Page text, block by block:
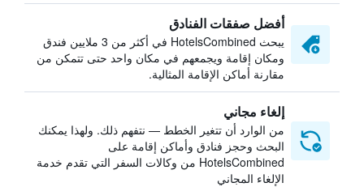
أفضل صفقات الفنادق
يبحث HotelsCombined في أكثر من 3 ملايين فندق
ومكان إقامة ويجمعهم في مكان واحد حتى تتمكن من
مقارنة أماكن الإقامة المثالية.
إلغاء مجاني
من الوارد أن تتغير الخطط — نتفهم ذلك. ولهذا يمكنك
البحث وحجز فنادق وأماكن إقامة على
HotelsCombined من وكالات السفر التي تقدم خدمة
الإلغاء المجاني